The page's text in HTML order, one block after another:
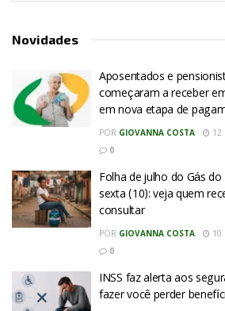
Novidades
Aposentados e
começaram a receber
em nova etapa de
POR GIOVANNA COSTA
12
0
Folha de julho do Gás
sexta (10): veja quem
consultar
POR GIOVANNA COSTA
10
0
INSS faz alerta aos
fazer você perder